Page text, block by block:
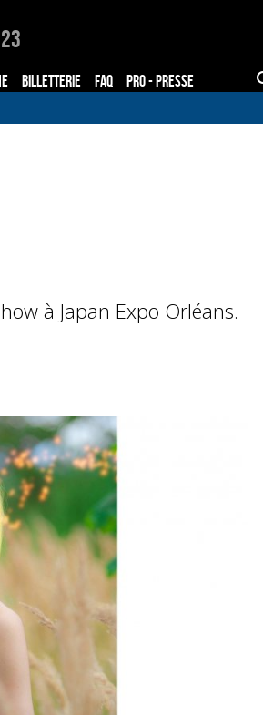
BILLETTERIE FAQ PRO - PRESSE
à Japan Expo Orléans.